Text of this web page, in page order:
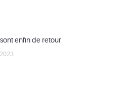
enfin de retour